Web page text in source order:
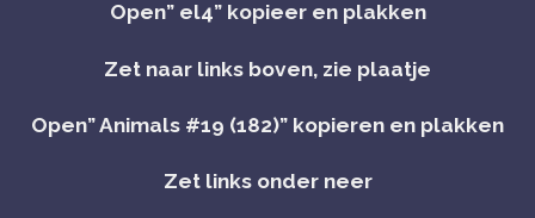
Open” el4” kopieer en plakken
Zet naar links boven, zie plaatje
Open” Animals #19 (182)” kopieren en plakken
Zet links onder neer